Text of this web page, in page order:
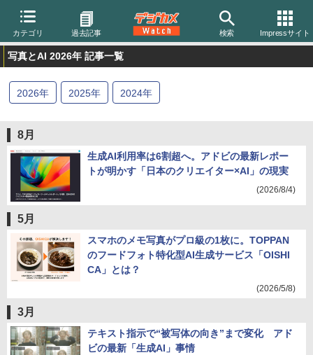
カテゴリ 過去記事 検索 Impressサイト
写真とAI 2026年 記事一覧
2026年 2025年 2024年
8月
生成AI利用率は6割超へ。アドビの最新レポー
トが明かす「日本のクリエイター×AI」の現実
(2026/8/4)
5月
スマホのメモ写真がプロ級の1枚に。TOPPAN
のフードフォト特化型AI生成サービス「OISHI
CA」とは？
(2026/5/8)
3月
テキスト指示で“被写体の向き”まで変化 アド
ビの最新「生成AI」事情